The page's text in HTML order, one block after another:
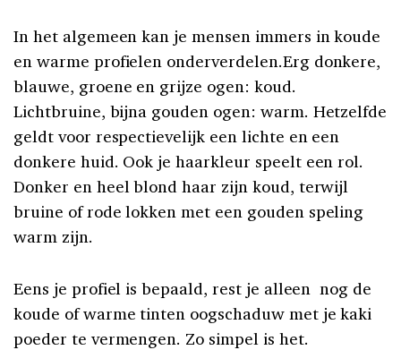
In het algemeen kan je mensen immers in koude
en warme profielen onderverdelen.Erg donkere,
blauwe, groene en grijze ogen: koud.
Lichtbruine, bijna gouden ogen: warm. Hetzelfde
geldt voor respectievelijk een lichte en een
donkere huid. Ook je haarkleur speelt een rol.
Donker en heel blond haar zijn koud, terwijl
bruine of rode lokken met een gouden speling
warm zijn.
Eens je profiel is bepaald, rest je alleen nog de
koude of warme tinten oogschaduw met je kaki
poeder te vermengen. Zo simpel is het.